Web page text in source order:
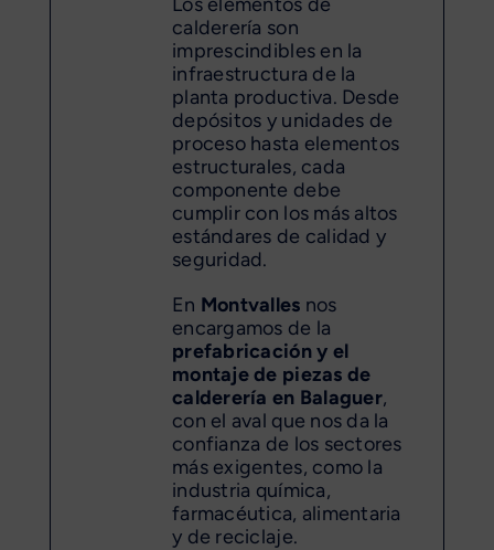
calderería son
imprescindibles en la
infraestructura de la
planta productiva. Desde
depósitos y unidades de
proceso hasta elementos
estructurales, cada
componente debe
cumplir con los más altos
estándares de calidad y
seguridad.
En Montvalles nos
encargamos de la
prefabricación y el
montaje de piezas de
calderería en Balaguer,
con el aval que nos da la
confianza de los sectores
más exigentes, como la
industria química,
farmacéutica, alimentaria
y de reciclaje.